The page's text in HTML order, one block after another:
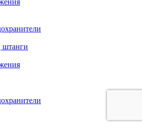
штанги